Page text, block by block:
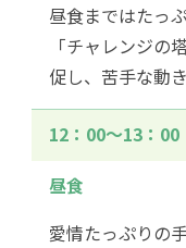
昼食まではたっ
「チャレンジの
促し、苦手な動
12：00〜13：00
昼食
愛情たっぷりの